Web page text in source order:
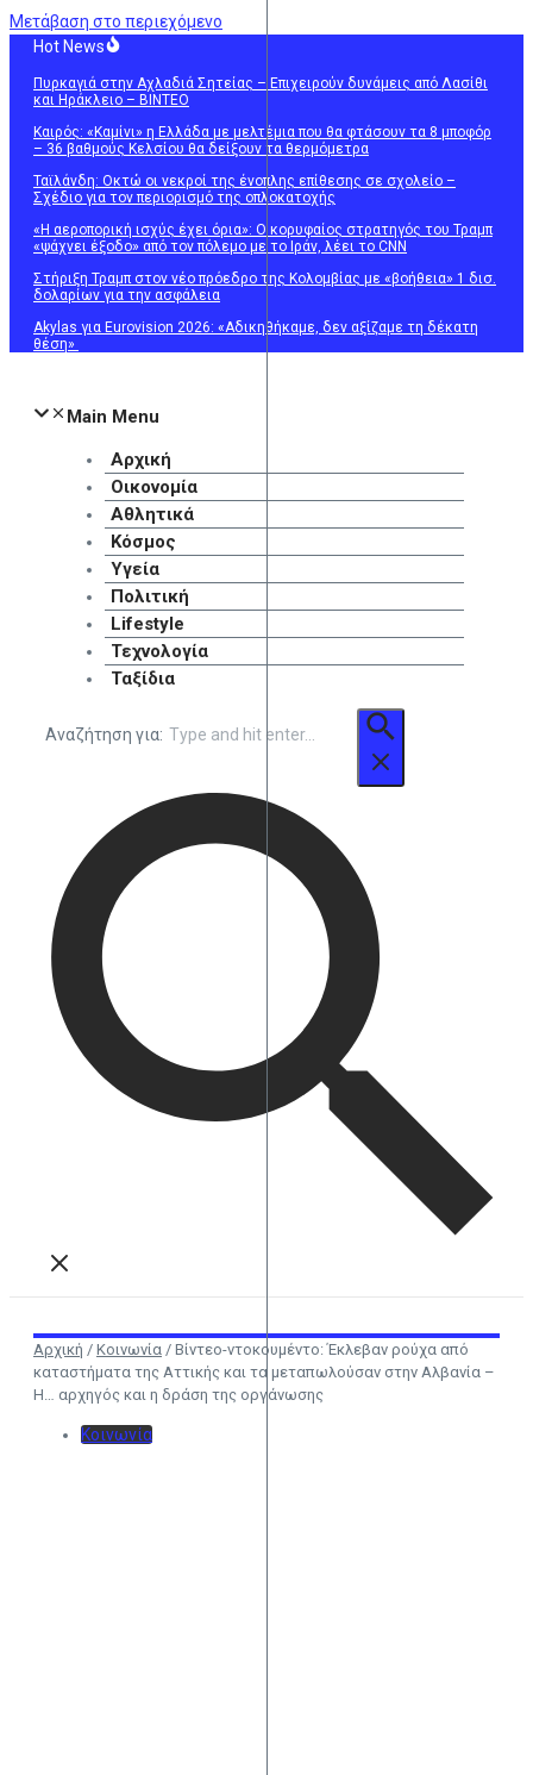
Μετάβαση στο περιεχόμενο
Hot News
Πυρκαγιά στην Αχλαδιά Σητείας – Επιχειρούν δυνάμεις από Λασίθι
και Ηράκλειο – ΒΙΝΤΕΟ
Καιρός: «Καμίνι» η Ελλάδα με μελτέμια που θα φτάσουν τα 8 μποφόρ
– 36 βαθμούς Κελσίου θα δείξουν τα θερμόμετρα
Ταϊλάνδη: Οκτώ οι νεκροί της ένοπλης επίθεσης σε σχολείο –
Σχέδιο για τον περιορισμό της οπλοκατοχής
«Η αεροπορική ισχύς έχει όρια»: Ο κορυφαίος στρατηγός του Τραμπ
«ψάχνει έξοδο» από τον πόλεμο με το Ιράν, λέει το CNN
Στήριξη Τραμπ στον νέο πρόεδρο της Κολομβίας με «βοήθεια» 1 δισ.
δολαρίων για την ασφάλεια
Akylas για Eurovision 2026: «Aδικηθήκαμε, δεν αξίζαμε τη δέκατη
θέση»
Main Menu
Αρχική
Οικονομία
Αθλητικά
Κόσμος
Υγεία
Πολιτική
Lifestyle
Τεχνολογία
Ταξίδια
Αναζήτηση για:
Αρχική / Κοινωνία / Βίντεο-ντοκουμέντο: Έκλεβαν ρούχα από
καταστήματα της Αττικής και τα μεταπωλούσαν στην Αλβανία –
Η… αρχηγός και η δράση της οργάνωσης
Κοινωνία